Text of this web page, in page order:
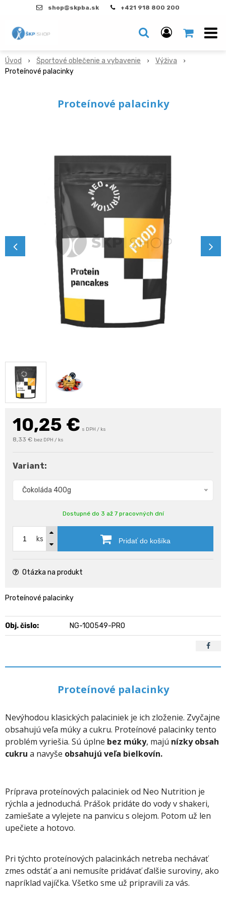
shop@skpba.sk +421 918 800 200
Úvod Športové oblečenie a vybavenie
Výživa
Proteínové palacinky
Proteínové palacinky
10,25 € s DPH / ks
8,33 € bez DPH / ks
Variant:
Čokoláda 400g
Dostupné do 3 až 7 pracovných dní
ks Pridať do košíka
Otázka na produkt
Proteínové palacinky
Obj. čislo: NG-100549-PRO
Proteínové palacinky
Nevýhodou klasických palaciniek je ich zloženie. Zvyčajne
obsahujú veľa múky a cukru. Proteínové palacinky tento
problém vyriešia. Sú úplne bez múky, majú nízky obsah
cukru a navyše obsahujú veľa bielkovín.
Príprava proteínových palaciniek od Neo Nutrition je
rýchla a jednoduchá. Prášok pridáte do vody v shakeri,
zamiešate a vylejete na panvicu s olejom. Potom už len
upečiete a hotovo.
Pri týchto proteínových palacinkách netreba nechávať
zmes odstáť a ani nemusíte pridávať ďalšie suroviny, ako
napríklad vajíčka. Všetko sme už pripravili za vás.